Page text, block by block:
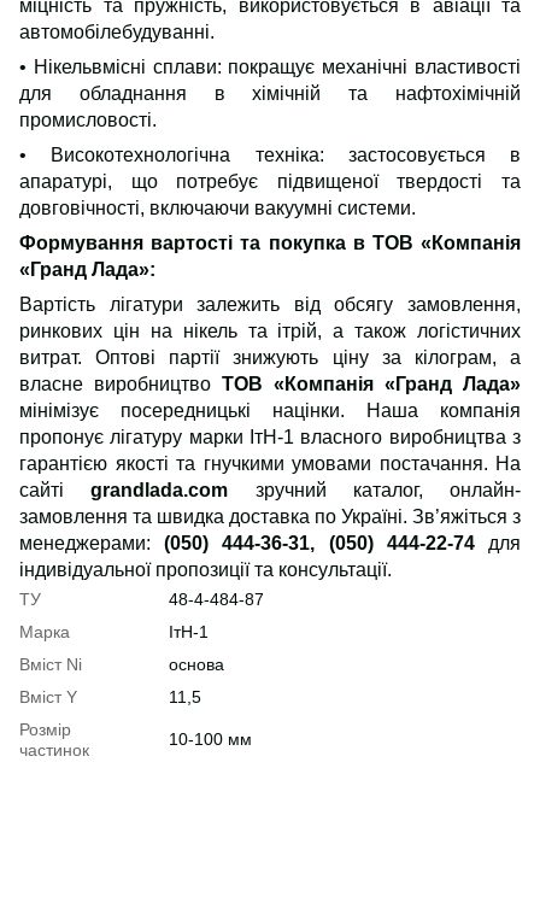
міцність та пружність, використовується в авіації та
автомобілебудуванні.
• Нікельвмісні сплави: покращує механічні властивості
для обладнання в хімічній та нафтохімічній
промисловості.
• Високотехнологічна техніка: застосовується в
апаратурі, що потребує підвищеної твердості та
довговічності, включаючи вакуумні системи.
Формування вартостіта покупка в ТОВ «Компанія
«Гранд Лада»:
Вартість лігатури залежить від обсягу замовлення,
ринкових цін на нікель та ітрій, а також логістичних
витрат. Оптові партії знижують ціну за кілограм, а
власне виробництво ТОВ «Компанія «Гранд Лада»
мінімізує посередницькі націнки.
Наша компанія
пропонує лігатуру марки ІтН-1 власного виробництва з
гарантією якості та гнучкими умовами постачання. На
сайтіgrandlada.com зручний каталог, онлайн-
замовлення та швидка доставка по Україні. Зв’яжіться з
менеджерами:(050) 444-36-31, (050) 444-22-74 для
індивідуальної пропозиції та консультації.
ТУ
48-4-484-87
Марка
ІтН-1
Вміст Ni
основа
Вміст Y
11,5
Розмір
частинок
10-100 мм